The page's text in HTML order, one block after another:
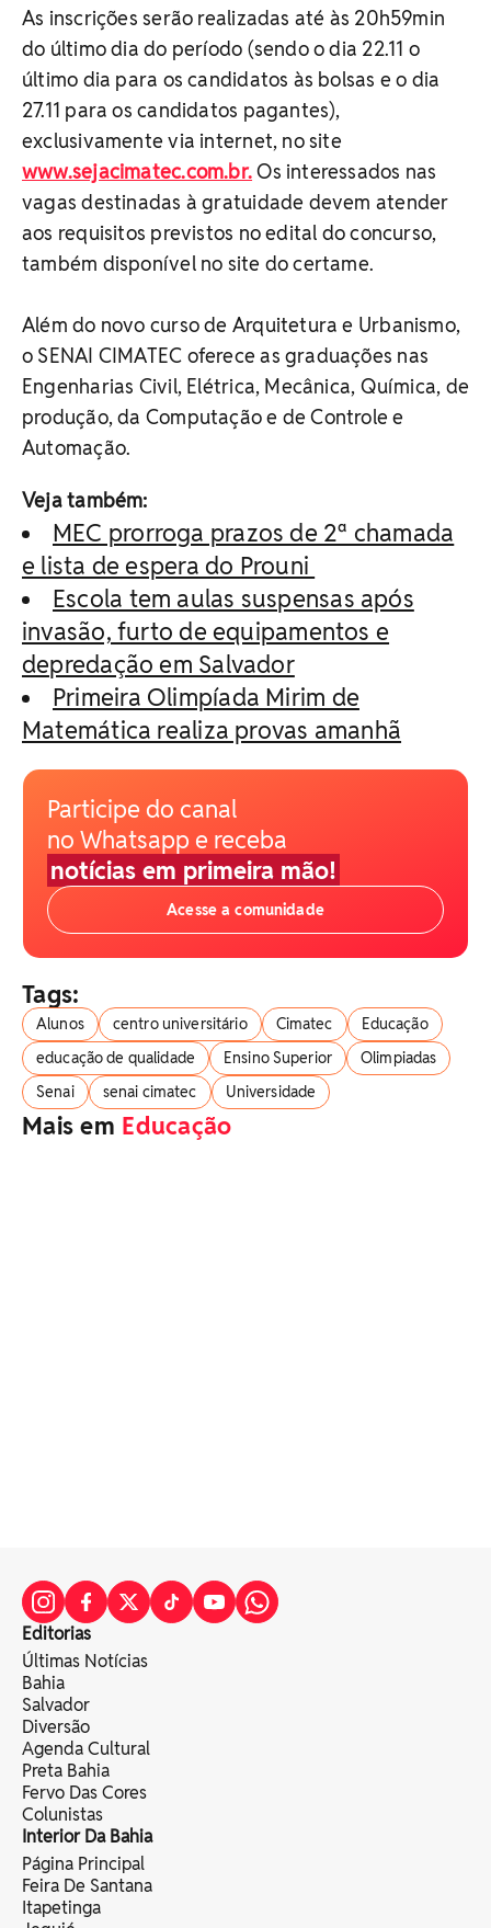
As inscrições serão realizadas até às 20h59min
do último dia do período (sendo o dia 22.11 o
último dia para os candidatos às bolsas e o dia
27.11 para os candidatos pagantes),
exclusivamente via internet, no site
www.sejacimatec.com.br.Os interessados nas
vagas destinadas à gratuidade devem atender
aos requisitos previstos no edital do concurso,
também disponível no site do certame.
Além do novo curso de Arquitetura e Urbanismo,
o SENAI CIMATEC oferece as graduações nas
Engenharias Civil, Elétrica, Mecânica, Química, de
produção, da Computação e de Controle e
Automação.
Veja também:
MEC prorroga prazos de 2ª chamada
e lista de espera do Prouni
Escola tem aulas suspensas após
invasão, furto de equipamentos e
depredação em Salvador
Primeira Olimpíada Mirim de
Matemática realiza provas amanhã
Participe do canal
no Whatsapp e receba
notícias em primeira mão!
Acesse a comunidade
Tags:
Alunos centro universitário Cimatec
Educação
educação de qualidade
Ensino Superior
Olimpiadas
Senai
senai cimatec Universidade
Mais em Educação
Editorias
Últimas Notícias
Bahia
Salvador
Diversão
Agenda Cultural
Preta Bahia
Fervo Das Cores
Colunistas
Interior Da Bahia
Página Principal
Feira De Santana
Itapetinga